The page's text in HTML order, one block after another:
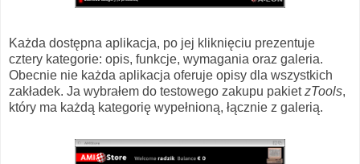
Każda dostępna aplikacja, po jej kliknięciu prezentuje
cztery kategorie: opis, funkcje, wymagania oraz galeria.
Obecnie nie każda aplikacja oferuje opisy dla wszystkich
zakładek. Ja wybrałem do testowego zakupu pakietzTools,
który ma każdą kategorię wypełnioną, łącznie z galerią.